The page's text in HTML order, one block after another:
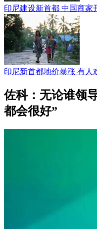
印尼建设新首都 中国商家
印尼新首都地价暴涨 有人
佐科：无论谁领
都会很好”